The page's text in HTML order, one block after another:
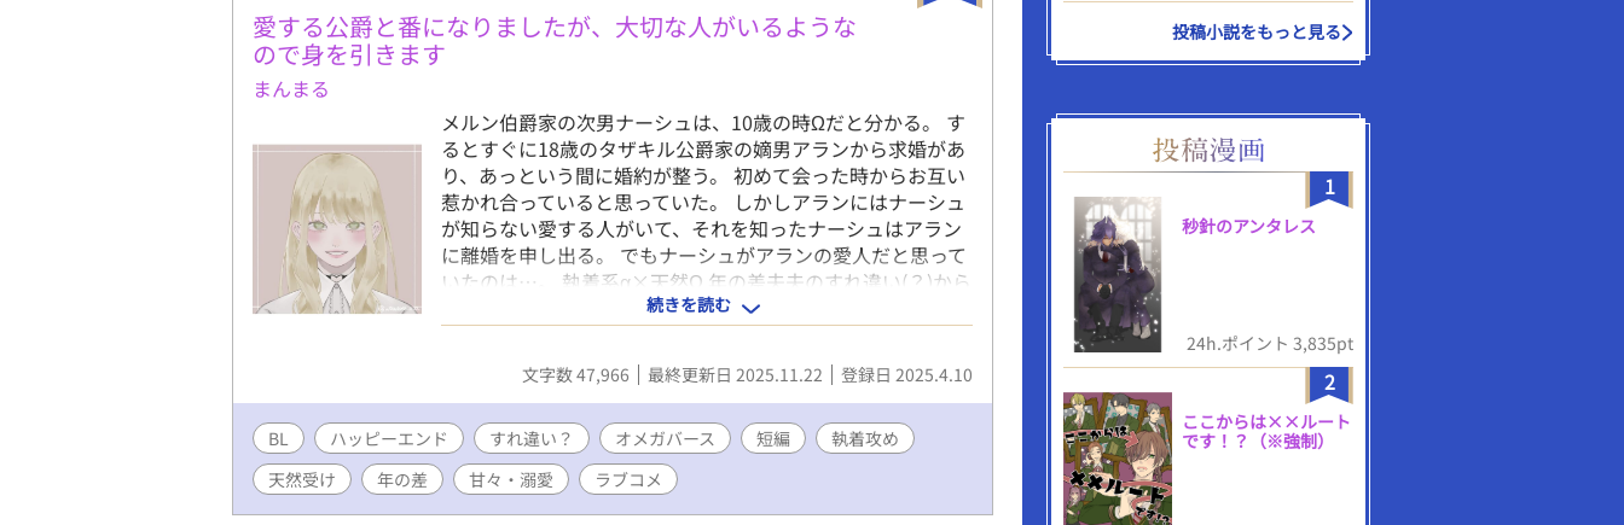
愛する公爵と番になりましたが、大切な人がいるような
ので身を引きます
まんまる
メルン伯爵家の次男ナーシュは、10歳の時Ωだと分かる。 す
るとすぐに18歳のタザキル公爵家の嫡男アランから求婚があ
り、あっという間に婚約が整う。 初めて会った時からお互い
惹かれ合っていると思っていた。 しかしアランにはナーシュ
が知らない愛する人がいて、それを知ったナーシュはアラン
に離婚を申し出る。 でもナーシュがアランの愛人だと思って
いたのは⋯。 執着系α×天然Ω 年の差夫夫のすれ違い(？)から
のハッピーエンドのお話です。 Rシーンは※付けます ※画像
はpicrewさんよりお借りしました。 Xアカウント
(@wawawa_o_o_)
続きを読む
文字数 47,966 最終更新日 2025.11.22 登録日 2025.4.10
BL ハッピーエンド すれ違い？ オメガバース 短編
執着攻め
天然受け
年の差 甘々・溺愛 ラブコメ
投稿小説をもっと見る
1
秒針のアンタレス
24h.ポイント 3,835pt
2
ここからは××ルート
です！？（※強制）